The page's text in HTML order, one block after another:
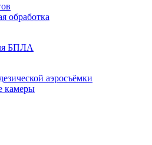
обработка
БПЛА
аэросъёмки
камеры